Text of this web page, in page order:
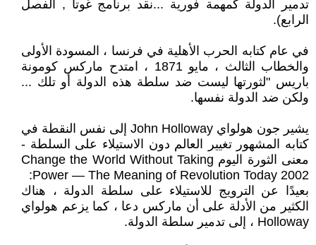
تدمير الدولة كمهمة فورية ...نقد برنامج غوتا , الفصل
الرابع).
في عام كتابه الحرب الأهلية في فرنسا ، المسودة الأولى
والخطاب الثالث ، مايو 1871 ، امتدح ماركس كومونة
باريس "لثورتها ليست ضد سلطة هذه الدولة أو تلك ...
ولكن ضد الدولة نفسها.
يشير جون هولواي John Holloway إلى نفس النقطة في
كتابه المشهور تغيير العالم دون الاستيلاء على السلطة -
معنى الثورة اليوم Change the World Without Taking
Power — The Meaning of Revolution Today 2002:
بعيدًا عن الترويج للاستيلاء على سلطة الدولة ، هناك
الكثير من الأدلة على أن ماركس دعا ، كما يزعم هولواي
Holloway ، إلى تدمير سلطة الدولة.